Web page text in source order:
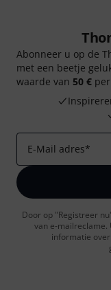
Abonneer u op de
met een beetje
waarde van 50 €
E-Mail adres*
Door op "Registreer
van e-mailreclame.
informatie